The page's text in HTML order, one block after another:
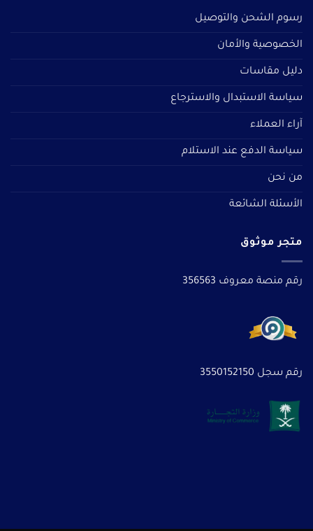
رسوم الشحن والتوصيل
الخصوصية والأمان
دليل مقاسات
سياسة الاستبدال والاسترجاع
آراء العملاء
سياسة الدفع عند الاستلام
من نحن
الأسئلة الشائعة
متجر موثوق
رقم منصة معروف 356563
رقم سجل 3550152150